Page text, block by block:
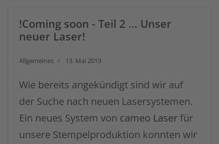
!Coming soon - Teil 2 ... Unser
neuer Laser!
Allgemeines 13. Mai 2019
Wie bereits angekündigt sind wir auf
der Suche nach neuen Lasersystemen.
Ein neues System von cameo Laserfür
unsere Stempelproduktion konnten wir